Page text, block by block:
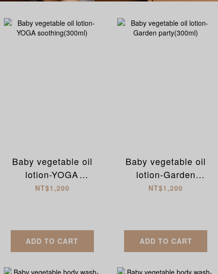
Baby vegetable oil
lotion-YOGA
soothing(300ml)
NT$1,200
ADD TO CART
Baby vegetable oil
lotion-Garden
party(300ml)
NT$1,200
ADD TO CART